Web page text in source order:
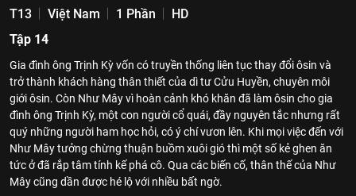
T13 Việt Nam 1 Phần
HD
Tập 14
Gia đình ông Trịnh Kỳ vốn có truyền thống liên tục thay đổi ôsin và
trở thành khách hàng thân thiết của dì tư Cửu Huyền, chuyên môi
giới ôsin. Còn Như Mây vì hoàn cảnh khó khăn đã làm ôsin cho gia
đình ông Trịnh Kỳ, một con người cổ quái, đầy nguyên tắc nhưng rất
quý những người ham học hỏi, có ý chí vươn lên. Khi mọi việc đến với
Như Mây tưởng chừng thuận buồm xuôi gió thì một số kẻ ghen ăn
tức ở đã rắp tâm tính kế phá cô. Qua các biến cố, thân thế của Như
Mây cũng dần được hé lộ với nhiều bất ngờ.